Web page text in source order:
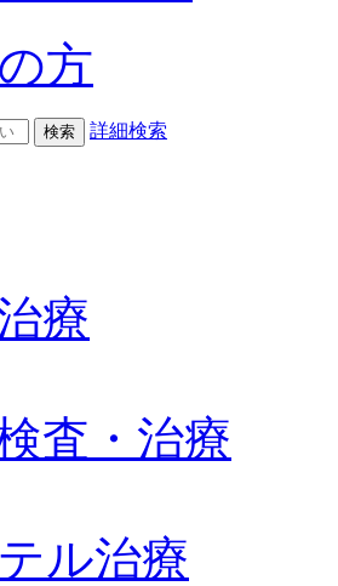
方
詳細検索
療
査・治療
ル治療